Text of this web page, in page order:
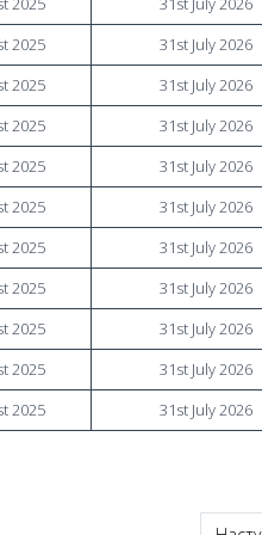
2025
31st July 2026
2025
31st July 2026
2025
31st July 2026
2025
31st July 2026
2025
31st July 2026
2025
31st July 2026
2025
31st July 2026
2025
31st July 2026
2025
31st July 2026
2025 31st July 2026